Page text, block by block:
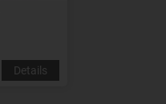
Details